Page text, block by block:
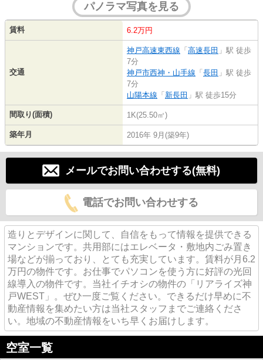
パノラマ写真を見る
賃料 6.2万円
交通
神戸高速東西線 「 高速長田 」駅 徒歩
7分
神戸市西神・山手線 「 長田 」駅 徒歩
7分
山陽本線 「 新長田 」駅 徒歩15分
間取り(面積) 1K(25.50㎡)
築年月 2016年 9月(築9年)
メールでお問い合わせする(無料)
電話でお問い合わせする
造りとデザインに関して、自信をもって情報を提供できる
マンションです。共用部にはエレベータ・敷地内ごみ置き
場などが揃っており、とても充実しています。賃料が月6.2
万円の物件です。お仕事でパソコンを使う方に好評の光回
線導入の物件です。当社イチオシの物件の「リアライズ神
戸WEST」。ぜひ一度ご覧ください。できるだけ早めに不
動産情報を集めたい方は当社スタッフまでご連絡くださ
い。地域の不動産情報をいち早くお届けします。
空室一覧